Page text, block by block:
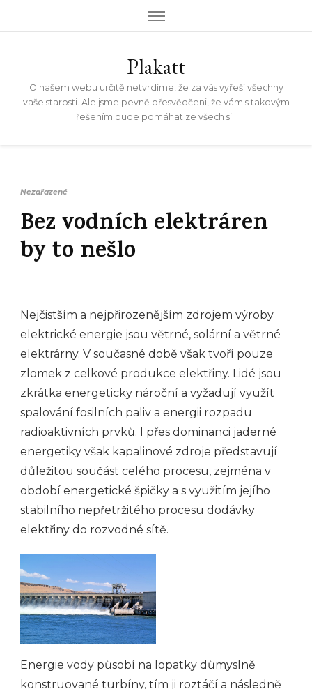
Plakatt
O našem webu určitě netvrdíme, že za vás vyřeší všechny
vaše starosti. Ale jsme pevně přesvědčeni, že vám s takovým
řešením bude pomáhat ze všech sil.
Nezařazené
Bez vodních elektráren
by to nešlo
Nejčistším a nejpřirozenějším zdrojem výroby
elektrické energie jsou větrné, solární a větrné
elektrárny. V současné době však tvoří pouze
zlomek z celkové produkce elektřiny. Lidé jsou
zkrátka energeticky nároční a vyžadují využít
spalování fosilních paliv a energii rozpadu
radioaktivních prvků. I přes dominanci jaderné
energetiky však kapalinové zdroje představují
důležitou součást celého procesu, zejména v
období energetické špičky a s využitím jejího
stabilního nepřetržitého procesu dodávky
elektřiny do rozvodné sítě.
Energie vody působí na lopatky důmyslně
konstruované turbíny, tím ji roztáčí a následně